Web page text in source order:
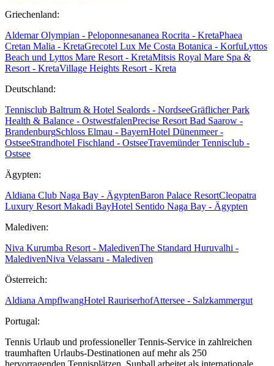
Griechenland:
Aldemar Olympian - Peloponnesananea Rocrita - KretaPhaea
Cretan Malia - KretaGrecotel Lux Me Costa Botanica - KorfuLyttos
Beach und Lyttos Mare Resort - KretaMitsis Royal Mare Spa &
Resort - KretaVillage Heights Resort - Kreta
Deutschland:
Tennisclub Baltrum & Hotel Sealords - NordseeGräflicher Park
Health & Balance - OstwestfalenPrecise Resort Bad Saarow -
BrandenburgSchloss Elmau - BayernHotel Dünenmeer -
OstseeStrandhotel Fischland - OstseeTravemünder Tennisclub -
Ostsee
Ägypten:
Aldiana Club Naga Bay - ÄgyptenBaron Palace ResortCleopatra
Luxury Resort Makadi BayHotel Sentido Naga Bay - Ägypten
Malediven:
Niva Kurumba Resort - MaledivenThe Standard Huruvalhi -
MaledivenNiva Velassaru - Malediven
Österreich:
Aldiana AmpflwangHotel RauriserhofAttersee - Salzkammergut
Portugal:
Tennis Urlaub und professioneller Tennis-Service in zahlreichen
traumhaften Urlaubs-Destinationen auf mehr als 250